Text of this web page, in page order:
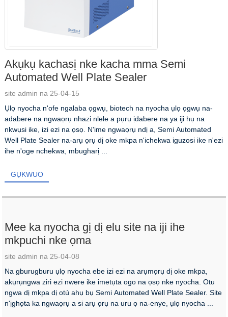
Akụkụ kachasị nke kacha mma Semi
Automated Well Plate Sealer
site admin na 25-04-15
Ụlọ nyocha n'ofe ngalaba ọgwụ, biotech na nyocha ụlọ ọgwụ na-
adabere na ngwaọrụ nhazi nlele a pụrụ ịdabere na ya iji hụ na
nkwụsi ike, izi ezi na ọsọ. N'ime ngwaọrụ ndị a, Semi Automated
Well Plate Sealer na-arụ ọrụ dị oke mkpa n'ichekwa iguzosi ike n'ezi
ihe n'oge nchekwa, mbugharị ...
GỤKWUO
Mee ka nyocha gị dị elu site na iji ihe
mkpuchi nke ọma
site admin na 25-04-08
Na gburugburu ụlọ nyocha ebe izi ezi na arụmọrụ dị oke mkpa,
akụrụngwa ziri ezi nwere ike imetụta ogo na ọsọ nke nyocha. Otu
ngwa dị mkpa dị otú ahụ bụ Semi Automated Well Plate Sealer. Site
n'ịghọta ka ngwaọrụ a si arụ ọrụ na uru ọ na-enye, ụlọ nyocha ...